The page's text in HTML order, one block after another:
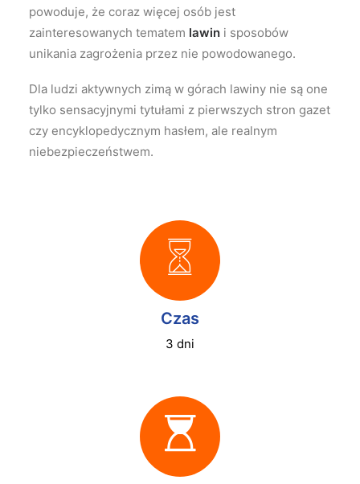
powoduje, że coraz więcej osób jest
zainteresowanych tematem lawin i sposobów
unikania zagrożenia przez nie powodowanego.
Dla ludzi aktywnych zimą w górach lawiny nie są one
tylko sensacyjnymi tytułami z pierwszych stron gazet
czy encyklopedycznym hasłem, ale realnym
niebezpieczeństwem.
Czas
3 dni